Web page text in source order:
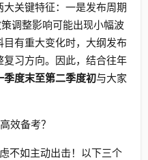
关键特征：一是发布周期
调整影响可能出现小幅波
有重大变化时，大纲发布
习方向。因此，结合往年
季度末至第二季度初与大家
效备考？
不如主动出击！以下三个